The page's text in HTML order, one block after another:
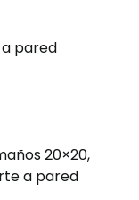
pared
20×20,
a pared